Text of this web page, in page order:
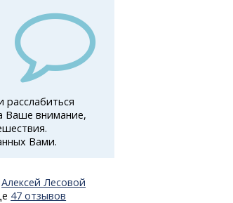
Ваше внимание,
Вами.
Алексей Лесовой
47 отзывов